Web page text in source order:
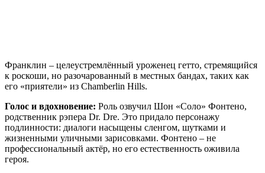
Франклин – целеустремлённый уроженец гетто, стремящийся
к роскоши, но разочарованный в местных бандах, таких как
его «приятели» из Chamberlin Hills.
Голос и вдохновение: Роль озвучил Шон «Соло» Фонтено,
родственник рэпера Dr. Dre. Это придало персонажу
подлинности: диалоги насыщены сленгом, шутками и
жизненными уличными зарисовками. Фонтено – не
профессиональный актёр, но его естественность оживила
героя.